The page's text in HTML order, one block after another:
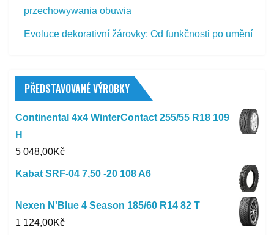
przechowywania obuwia
Evoluce dekorativní žárovky: Od funkčnosti po umění
PŘEDSTAVOVANÉ VÝROBKY
Continental 4x4 WinterContact 255/55 R18 109
H
5 048,00Kč
Kabat SRF-04 7,50 -20 108 A6
Nexen N'Blue 4 Season 185/60 R14 82 T
1 124,00Kč